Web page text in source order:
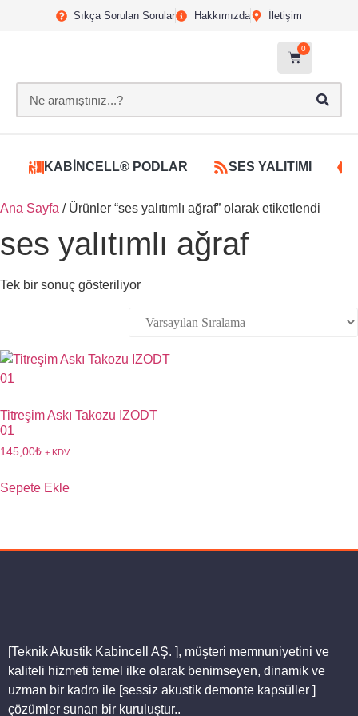
Sıkça Sorulan Sorular Hakkımızda İletişim
0
KABİNCELL® PODLAR SES YALITIMI
Ana Sayfa / Ürünler “ses yalıtımlı ağraf” olarak etiketlendi
ses yalıtımlı ağraf
Tek bir sonuç gösteriliyor
Titreşim Askı Takozu IZODT
01
145,00₺ + KDV
Sepete Ekle
[Teknik Akustik Kabincell AŞ. ], müşteri memnuniyetini ve
kaliteli hizmeti temel ilke olarak benimseyen, dinamik ve
uzman bir kadro ile [sessiz akustik demonte kapsüller ]
çözümler sunan bir kuruluştur..